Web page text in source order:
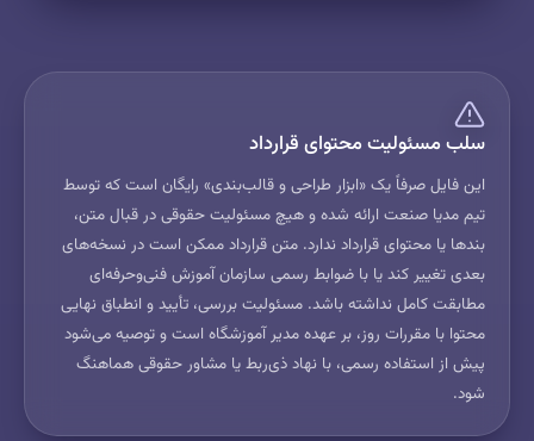
سلب مسئولیت محتوای قرارداد
این فایل صرفاً یک «ابزار طراحی و قالب‌بندی» رایگان است که توسط
تیم مدیا صنعت ارائه شده و هیچ مسئولیت حقوقی در قبال متن،
بندها یا محتوای قرارداد ندارد. متن قرارداد ممکن است در نسخه‌های
بعدی تغییر کند یا با ضوابط رسمی سازمان آموزش فنی‌وحرفه‌ای
مطابقت کامل نداشته باشد. مسئولیت بررسی، تأیید و انطباق نهایی
محتوا با مقررات روز، بر عهده مدیر آموزشگاه است و توصیه می‌شود
پیش از استفاده رسمی، با نهاد ذی‌ربط یا مشاور حقوقی هماهنگ
شود.